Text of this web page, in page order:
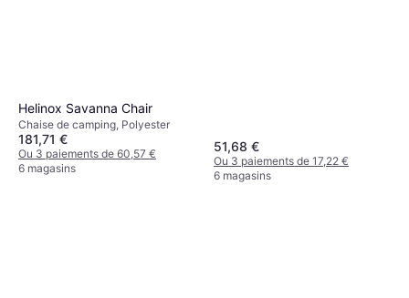
Helinox Savanna Chair
Chaise de camping, Polyester
181,71 €
Ou 3 paiements de 60,57 €
6 magasins
51,68 €
Ou 3 paiements de 17,22 €
6 magasins